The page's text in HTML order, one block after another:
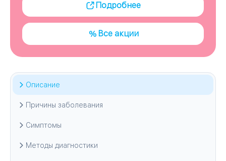
Подробнее
Все акции
Описание
Причины заболевания
Симптомы
Методы диагностики